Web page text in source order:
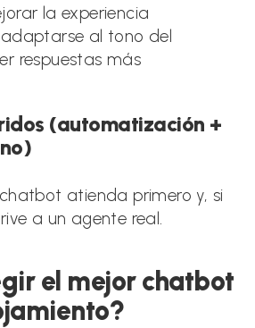
la experiencia
al tono del
respuestas más
(automatización +
atienda primero y, si
a un agente real.
el mejor chatbot